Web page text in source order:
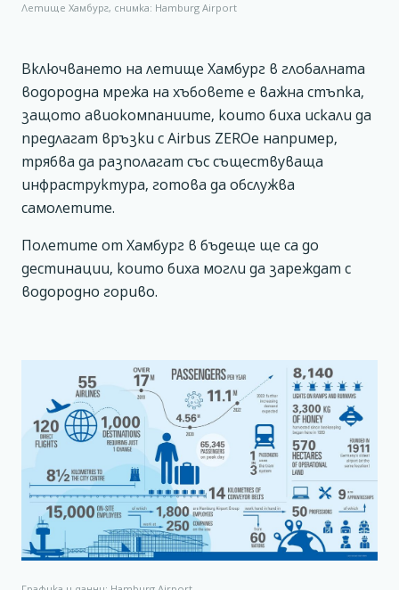
Летище Хамбург, снимка: Hamburg Airport
Включването на летище Хамбург в глобалната
водородна мрежа на хъбовете е важна стъпка,
защото авиокомпаниите, които биха искали да
предлагат връзки с Airbus ZEROe например,
трябва да разполагат със съществуваща
инфраструктура, готова да обслужва
самолетите.
Полетите от Хамбург в бъдеще ще са до
дестинации, които биха могли да зареждат с
водородно гориво.